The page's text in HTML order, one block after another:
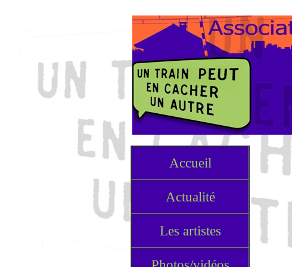
Accueil
Actualité
Les artistes